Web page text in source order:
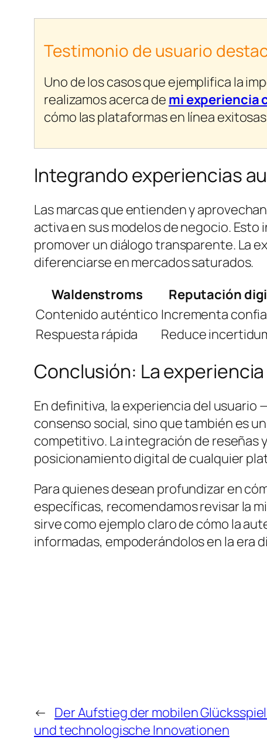
Testimonio de usuario
Uno de los casos que ejemplifica la
realizamos acerca de mi experiencia
cómo las plataformas en línea
Integrando experiencias
Las marcas que entienden y
activa en sus modelos de negocio.
promover un diálogo transparente. La
diferenciarse en mercados saturados.
Waldenstroms
Reputación
Contenido auténtico Incrementa
Respuesta rápida
Reduce
Conclusión: La
En definitiva, la experiencia del
consenso social, sino que también es
competitivo. La integración de reseñas
posicionamiento digital de cualquier
Para quienes desean profundizar en
específicas, recomendamos revisar la
sirve como ejemplo claro de cómo la
informadas, empoderándolos en la era
← Der Aufstieg der mobilen
und technologische Innovationen